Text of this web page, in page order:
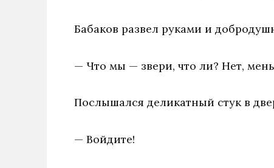
Бабаков развел руками и
— Что мы — звери, что ли? Нет,
Послышался деликатный стук в
— Войдите!